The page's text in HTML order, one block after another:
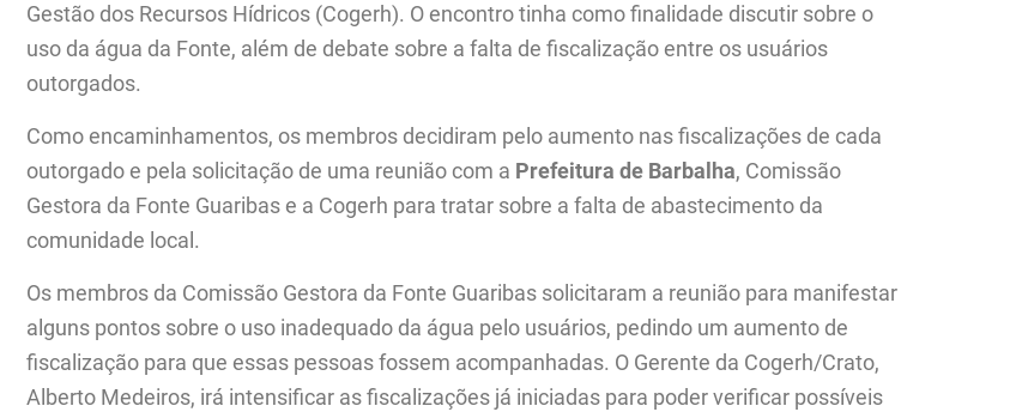
Gestão dos Recursos Hídricos (Cogerh). O encontro tinha como finalidade discutir sobre o
uso da água da Fonte, além de debate sobre a falta de fiscalização entre os usuários
outorgados.
Como encaminhamentos, os membros decidiram pelo aumento nas fiscalizações de cada
outorgado e pela solicitação de uma reunião com a Prefeitura de Barbalha, Comissão
Gestora da Fonte Guaribas e a Cogerh para tratar sobre a falta de abastecimento da
comunidade local.
Os membros da Comissão Gestora da Fonte Guaribas solicitaram a reunião para manifestar
alguns pontos sobre o uso inadequado da água pelo usuários, pedindo um aumento de
fiscalização para que essas pessoas fossem acompanhadas. O Gerente da Cogerh/Crato,
Alberto Medeiros, irá intensificar as fiscalizações já iniciadas para poder verificar possíveis